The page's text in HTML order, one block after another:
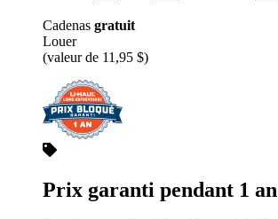
Cadenas gratuit
Louer
(valeur de 11,95 $)
Prix garanti pendant 1 an